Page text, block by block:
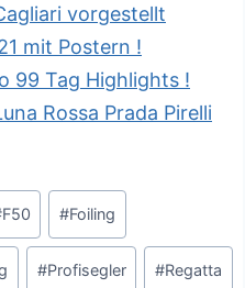
vorgestellt
mit Postern !
99 Tag Highlights !
Rossa Prada Pirelli
F50 #Foiling
#Profisegler #Regatta